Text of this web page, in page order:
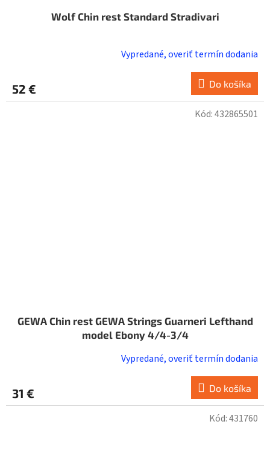
Wolf Chin rest Standard Stradivari
Vypredané, overiť termín dodania
52 € Do košíka
GEWA Chin rest GEWA Strings Guarneri Lefthand
model Ebony 4/4-3/4
Vypredané, overiť termín dodania
31 € Do košíka
Kód:432865501
Kód:431760